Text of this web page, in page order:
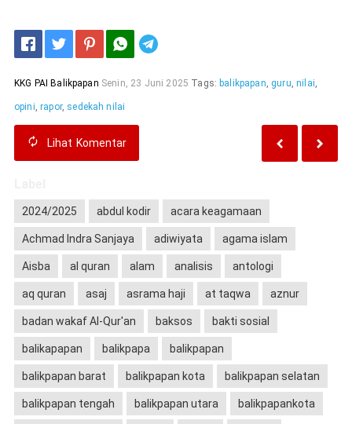
KKG PAI Balikpapan Senin, 23 Juni 2025 Tags: balikpapan, guru,nilai,
opini,rapor, sedekah nilai
Lihat Komentar
2024/2025 abdul kodir acara keagamaan
Achmad Indra Sanjaya adiwiyata agama islam
Aisba al quran alam analisis antologi
aq quran asaj asrama haji at taqwa aznur
badan wakaf Al-Qur'an baksos bakti sosial
balikapapan balikpapa balikpapan
balikpapan barat balikpapan kota balikpapan selatan
balikpapan tengah balikpapan utara balikpapankota